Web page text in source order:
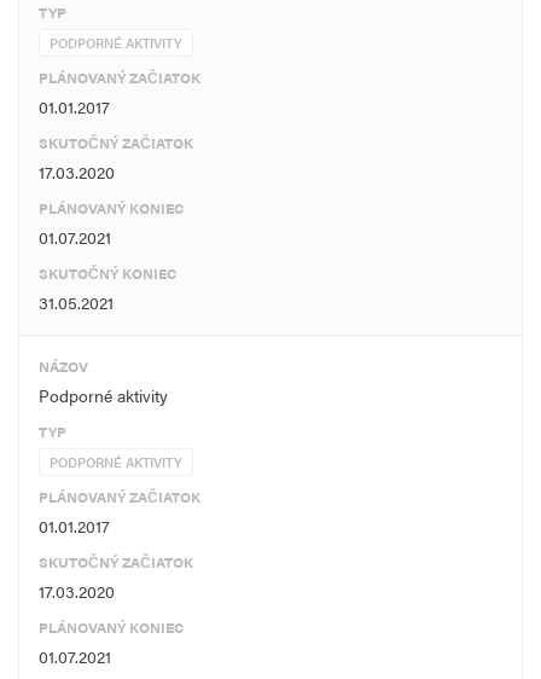
TYP
PODPORNÉ AKTIVITY
PLÁNOVANÝ ZAČIATOK
01.01.2017
SKUTOČNÝ ZAČIATOK
17.03.2020
PLÁNOVANÝ KONIEC
01.07.2021
SKUTOČNÝ KONIEC
31.05.2021
NÁZOV
Podporné aktivity
TYP
PODPORNÉ AKTIVITY
PLÁNOVANÝ ZAČIATOK
01.01.2017
SKUTOČNÝ ZAČIATOK
17.03.2020
PLÁNOVANÝ KONIEC
01.07.2021